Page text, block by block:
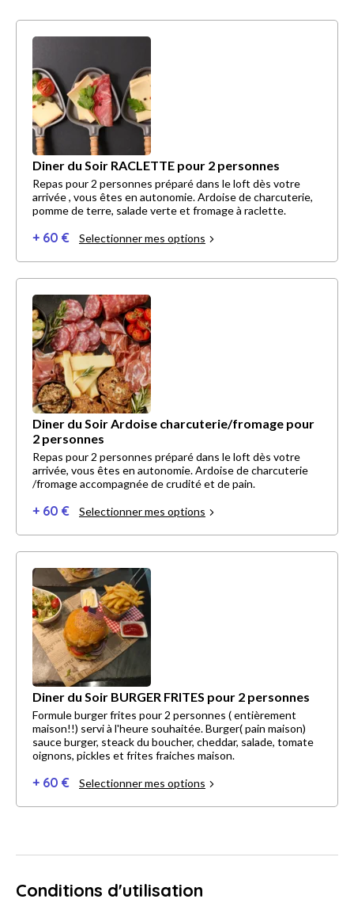
Diner du Soir RACLETTE pour 2 personnes
Repas pour 2 personnes préparé dans le loft dès votre
arrivée , vous êtes en autonomie. Ardoise de charcuterie,
pomme de terre, salade verte et fromage à raclette.
+ 60 € Selectionner mes options
Diner du Soir Ardoise charcuterie/fromage pour
2 personnes
Repas pour 2 personnes préparé dans le loft dès votre
arrivée, vous êtes en autonomie. Ardoise de charcuterie
/fromage accompagnée de crudité et de pain.
+ 60 € Selectionner mes options
Diner du Soir BURGER FRITES pour 2 personnes
Formule burger frites pour 2 personnes ( entièrement
maison!!) servi à l'heure souhaitée. Burger( pain maison)
sauce burger, steack du boucher, cheddar, salade, tomate
oignons, pickles et frites fraiches maison.
+ 60 € Selectionner mes options
Conditions d'utilisation